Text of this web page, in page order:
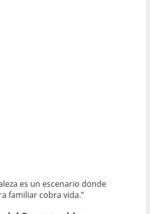
es un escenario donde
familiar cobra vida.”